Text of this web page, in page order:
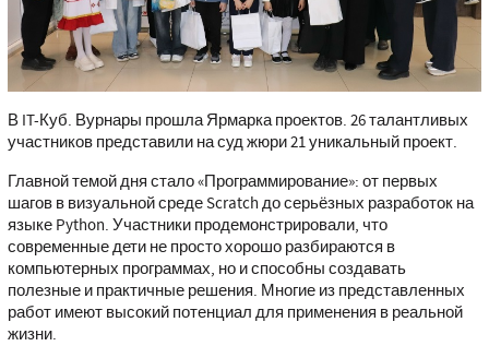
В IT-Куб. Вурнары прошла Ярмарка проектов. 26 талантливых
участников представили на суд жюри 21 уникальный проект.
Главной темой дня стало «Программирование»: от первых
шагов в визуальной среде Scratch до серьёзных разработок на
языке Python. Участники продемонстрировали, что
современные дети не просто хорошо разбираются в
компьютерных программах, но и способны создавать
полезные и практичные решения. Многие из представленных
работ имеют высокий потенциал для применения в реальной
жизни.